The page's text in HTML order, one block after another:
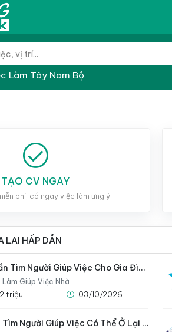
Làm Tây Nam Bộ
TẠO CV NGAY
phí, có ngay việc làm ưng ý
LAI HẤP DẪN
Mình Cần Tìm Người Giúp Việc Cho Gia Đình Nhà Mình Gấp
Làm Giúp Việc Nhà
triệu 03/10/2026
Em Cần Tìm Người Giúp Việc Có Thể Ở Lại Nhà Luôn